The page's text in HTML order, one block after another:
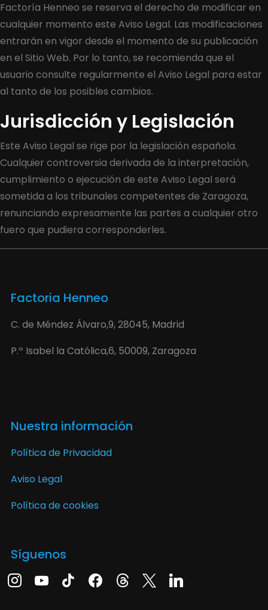
Factoría Henneo se reserva el derecho de modificar en
cualquier momento este Aviso Legal. Las modificaciones
entrarán en vigor desde el momento de su publicación
en el Sitio Web. Por lo tanto, se recomienda que el
usuario consulte regularmente el Aviso Legal para estar
al tanto de los posibles cambios.
Jurisdicción y Legislación
Este Aviso Legal se rige por la legislación española.
Cualquier controversia derivada de la interpretación,
cumplimiento o ejecución de este Aviso Legal será
sometida a los tribunales competentes de Zaragoza,
renunciando expresamente las partes a cualquier otro
fuero que pudiera corresponderles.
Factoria Henneo
C. de Méndez Álvaro,9, 28045, Madrid
P.º Isabel la Católica,6, 50009, Zaragoza
Nuestra información
Política de Privacidad
Aviso Legal
Política de cookies
Síguenos